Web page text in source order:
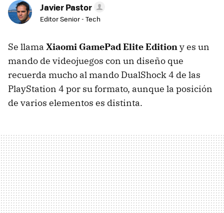
Javier Pastor
Editor Senior - Tech
Se llama Xiaomi GamePad Elite Edition y es un
mando de videojuegos con un diseño que
recuerda mucho al mando DualShock 4 de las
PlayStation 4 por su formato, aunque la posición
de varios elementos es distinta.